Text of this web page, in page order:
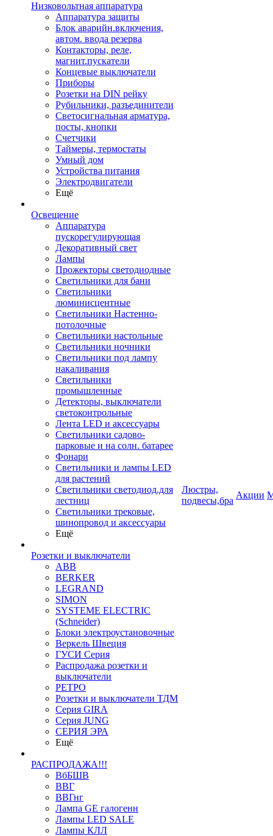
Низковольтная аппаратура
Аппаратура защиты
Блок аварийн.включения,
автом. ввода резерва
Контакторы, реле,
магнит.пускатели
Концевые выключатели
Приборы
Розетки на DIN рейку
Рубильники, разъединители
Светосигнальная арматура,
посты, кнопки
Счетчики
Таймеры, термостаты
Умный дом
Устройства питания
Электродвигатели
Ещё
Освещение
Аппаратура
пускорегулирующая
Декоративный свет
Лампы
Прожекторы светодиодные
Светильники для бани
Светильники
люминисцентные
Светильники Настенно-
потолочные
Светильники настольные
Светильники ночники
Светильники под лампу
накаливания
Светильники
промышленные
Детекторы, выключатели
светоконтрольные
Лента LED и аксессуары
Светильники садово-
парковые и на солн. батарее
Фонари
Светильники и лампы LED
для растений
Светильники светодиод.для
лестниц
Светильники трековые,
шинопровод и аксессуары
Ещё
Розетки и выключатели
ABB
BERKER
LEGRAND
SIMON
SYSTEME ELECTRIC
(Schneider)
Блоки электроустановочные
Веркель Швеция
ГУСИ Серия
Распродажа розетки и
выключатели
РЕТРО
Розетки и выключатели ТДМ
Серия GIRA
Серия JUNG
СЕРИЯ ЭРА
Ещё
РАСПРОДАЖА!!!
ВбБШВ
ВВГ
ВВГнг
Лампа GE галогенн
Лампы LED SALE
Лампы КЛЛ
Люстры,
подвесы,бра
Акции